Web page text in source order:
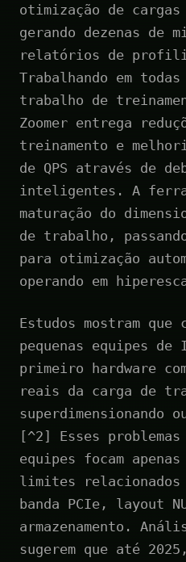
otimização de
gerando dezenas de
relatórios de
Trabalhando em
trabalho de
Zoomer entrega
treinamento e
de QPS através de
inteligentes. A
maturação do
de trabalho,
para otimização
operando em
Estudos mostram que
pequenas equipes de
primeiro hardware
reais da carga de
superdimensionando
[^2] Esses problemas
equipes focam apenas
limites relacionados
banda PCIe, layout
armazenamento.
sugerem que até